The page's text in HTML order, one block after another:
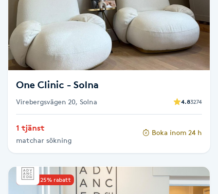
Skoinlägg
Skägg
Skäggfärgning
Skäggtrimmning
Skönhet
Slingor
One Clinic - Solna
Virebergsvägen 20, Solna 4.83274
1 tjänst
matchar sökning
Boka inom 24 h
Upp till 25% rabatt